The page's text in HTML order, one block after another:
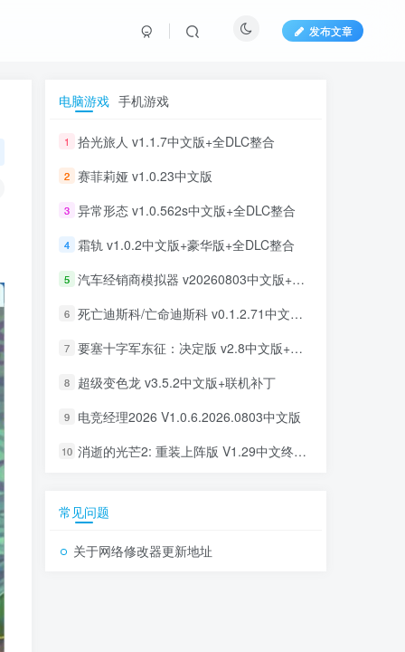
发布文章
电脑游戏 手机游戏
1 拾光旅人 v1.1.7中文版+全DLC整合
2 赛菲莉娅 v1.0.23中文版
3 异常形态 v1.0.562s中文版+全DLC整合
4 霜轨 v1.0.2中文版+豪华版+全DLC整合
5 汽车经销商模拟器 v20260803中文版+全DLC整合
6 死亡迪斯科/亡命迪斯科 v0.1.2.71中文版+全DLC整合
7 要塞十字军东征：决定版 v2.8中文版+全DLC整合
8 超级变色龙 v3.5.2中文版+联机补丁
9 电竞经理2026 V1.0.6.2026.0803中文版
10 消逝的光芒2: 重装上阵版 V1.29中文终极版+全DLC整合
常见问题
关于网络修改器更新地址